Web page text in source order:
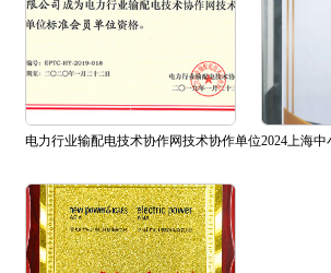
电力行业输配电技术协作网技术协作单位2024上海